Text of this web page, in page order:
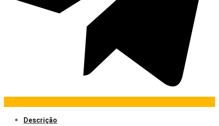
Descrição